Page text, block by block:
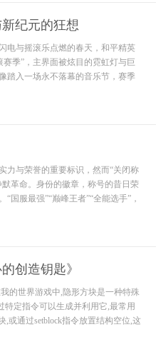
纪元的狂想
电与摇滚乐点燃的春天，和平精英
季”，主界面被炫目的霓虹灯与巨
踏入一场永不落幕的音乐节，赛季
力与荣誉的重要标识，然而“关闭称
革命。身份的徽章，称号的昔日荣
国服最强”“巅峰王者”“全能选手”，
创造钥匙》
的世界游戏中,隐形方块是一种特殊
定指令可以生成并利用它,最常用
,或通过setblock指令放置结构空位,这